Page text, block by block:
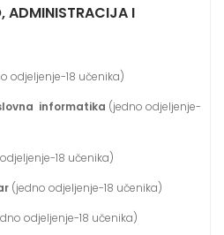
ADMINISTRACIJA I
odjeljenje-18 učenika)
informatika (jedno odjeljenje-
18 učenika)
(jedno odjeljenje-18 učenika)
odjeljenje-18 učenika)